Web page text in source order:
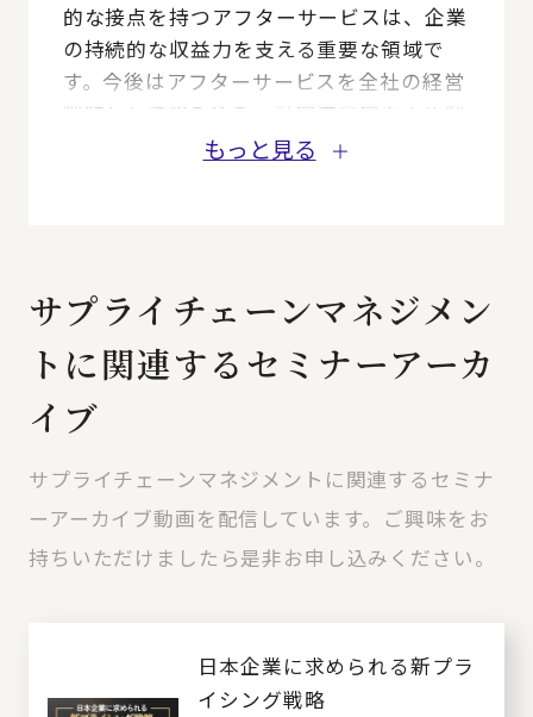
的な接点を持つアフターサービスは、企業
の持続的な収益力を支える重要な領域で
す。今後はアフターサービスを全社の経営
戦略として組み込み、顧客満足度向上や製
品ライフサイクル全体での利益最大化に向
整備から、アフタービジネスの高収益化に
支援し、持続的なアフタービジネスでの収
益拡大を実現します。
もっと見る
サプライチェーンマネジメン
トに関連するセミナーアーカ
イブ
サプライチェーンマネジメントに関連するセミナ
ーアーカイブ動画を配信しています。ご興味をお
持ちいただけましたら是非お申し込みください。
日本企業に求められる新プラ
イシング戦略